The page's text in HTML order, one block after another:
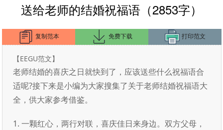
送给老师的结婚祝福语（2853字）
复制范本 免费下载 打印范文
【EEGU范文】
老师结婚的喜庆之日就快到了，应该送些什么祝福语合
适呢?接下来是小编为大家搜集了关于老师结婚祝福语大
全，供大家参考借鉴。
1. 一颗红心，两行对联，喜庆佳日来身边。双方父母，